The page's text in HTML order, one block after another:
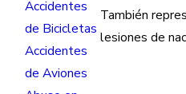
También
lesiones de
Accidentes
de Bicicletas
Accidentes
de Aviones